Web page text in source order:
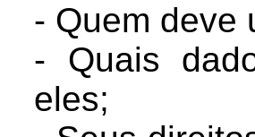
- Quem deve
- Quais
eles;